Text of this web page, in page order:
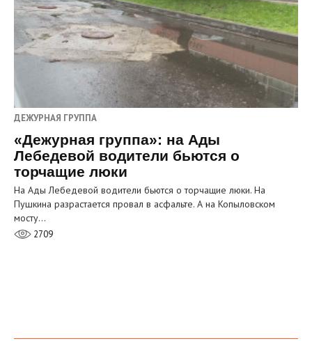
ДЕЖУРНАЯ ГРУППА
«Дежурная группа»: на Ады
Лебедевой водители бьются о
торчащие люки
На Ады Лебедевой водители бьются о торчащие люки. На
Пушкина разрастается провал в асфальте. А на Копыловском
мосту…
2709